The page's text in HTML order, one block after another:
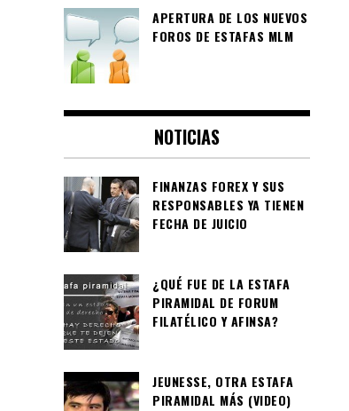
APERTURA DE LOS NUEVOS
FOROS DE ESTAFAS MLM
NOTICIAS
FINANZAS FOREX Y SUS
RESPONSABLES YA TIENEN
FECHA DE JUICIO
¿QUÉ FUE DE LA ESTAFA
PIRAMIDAL DE FORUM
FILATÉLICO Y AFINSA?
JEUNESSE, OTRA ESTAFA
PIRAMIDAL MÁS (VIDEO)